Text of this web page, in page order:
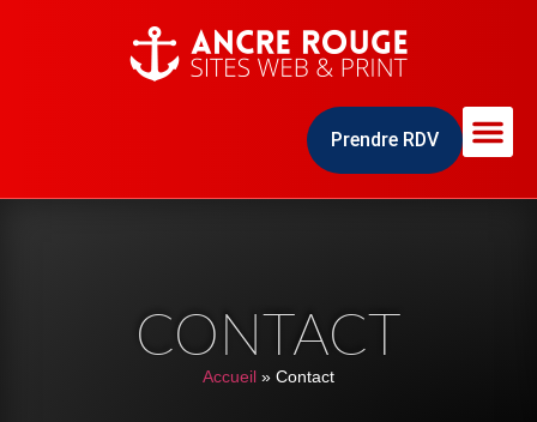
Prendre RDV
CONTACT
Accueil » Contact